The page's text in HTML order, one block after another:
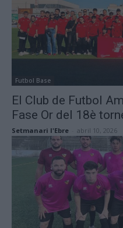
Futbol Base
El Club de Futbol
Fase Or del 18è
Setmanari l'Ebre abril 10, 2026